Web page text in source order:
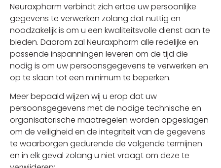
Neuraxpharm verbindt zich ertoe uw persoonlijke
gegevens te verwerken zolang dat nuttig en
noodzakelijk is om u een kwaliteitsvolle dienst aan te
bieden. Daarom zal Neuraxpharm alle redelijke en
passende inspanningen leveren om de tijd die
nodig is om uw persoonsgegevens te verwerken en
op te slaan tot een minimum te beperken.
Meer bepaald wijzen wij u erop dat uw
persoonsgegevens met de nodige technische en
organisatorische maatregelen worden opgeslagen
om de veiligheid en de integriteit van de gegevens
te waarborgen gedurende de volgende termijnen
en in elk geval zolang u niet vraagt om deze te